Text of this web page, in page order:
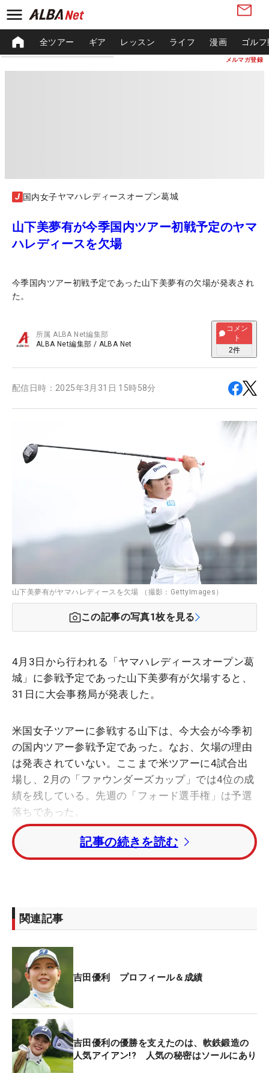
メルマガ登録
全ツアー ギア レッスン ライフ 漫画 ゴル
国内女子ヤマハレディースオープン葛城
山下美夢有が今季国内ツアー初戦予定のヤマ
ハレディースを欠場
今季国内ツアー初戦予定であった山下美夢有の欠場が発表され
た。
所属ALBA Net編集部
ALBA Net編集部 / ALBA Net
コメン
ト
2件
配信日時： 2025年3月31日 15時58分
山下美夢有がヤマハレディースを欠場 （撮影：GettyImages）
この記事の写真1枚を見る
4月3日から行われる「ヤマハレディースオープン葛
城」に参戦予定であった山下美夢有が欠場すると、
31日に大会事務局が発表した。
米国女子ツアーに参戦する山下は、今大会が今季初
の国内ツアー参戦予定であった。なお、欠場の理由
は発表されていない。ここまで米ツアーに4試合出
場し、2月の「ファウンダーズカップ」では4位の成
績を残している。先週の「フォード選手権」は予選
落ちであった。
今大会は120名が出場し、米ツアー組から吉田優利
が参戦する。国内ツアー第2戦の「Vポイント
いとなる。
レディス」以来のツアー復帰戦を迎える。
記事の続きを読む
関連記事
吉田優利 プロフィール＆成績
吉田優利の優勝を支えたのは、軟鉄鍛造の
人気アイアン!? 人気の秘密はソールにあり